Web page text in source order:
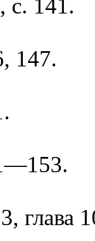
с. 141.
147.
глава